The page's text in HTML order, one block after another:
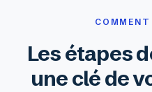
Les étapes
une clé de